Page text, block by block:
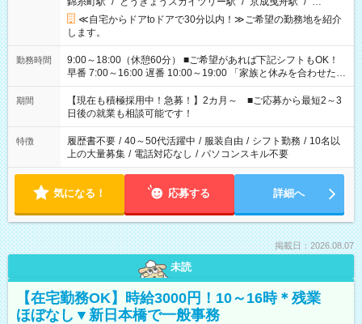
≪自宅からドアtoドアで30分以内！≫ご希望の勤務地を紹介
します。
勤務時間
9:00～18:00（休憩60分） ■ご希望があれば下記シフトもOK！
早番 7:00～16:00 遅番 10:00～19:00 「家族と休みを合わせた
い」 「余裕を持って夕飯の準備がしたい」 「できれば残業はし
たくない」 など、ご希望を教えてくださいね。 ※Wワーク希望
の方へ 今ご覧のお仕事で希望する勤務時間と、もう1つのお仕事
の勤務時間。 合計で週40時間を超える場合は応募できません。
期間
【現在も積極採用中！急募！】2カ月～ ■ご応募から最短2～3
日後の就業も相談可能です！
特徴 履歴書不要 / 40～50代活躍中 / 服装自由 / シフト勤務 / 10名以
上の大量募集 / 電話対応なし / パソコンスキル不要
気になる！ 応募する 詳細へ
掲載日：2026.08.07
未読
【在宅勤務OK】時給3000円！10～16時＊残業
ほぼなし▼新日本橋で一般事務